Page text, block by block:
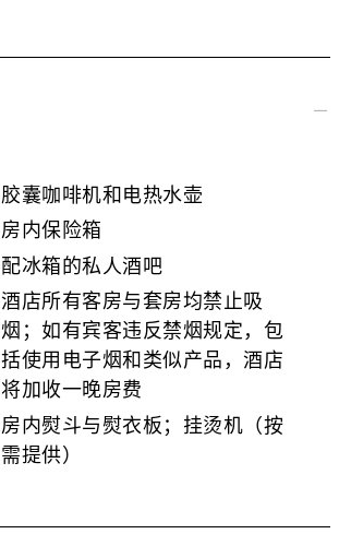
胶囊咖啡机和电热水壶
房内保险箱
配冰箱的私人酒吧
酒店所有客房与套房均禁止吸
烟；如有宾客违反禁烟规定，包
括使用电子烟和类似产品，酒店
将加收一晚房费
房内熨斗与熨衣板；挂烫机（按
需提供）